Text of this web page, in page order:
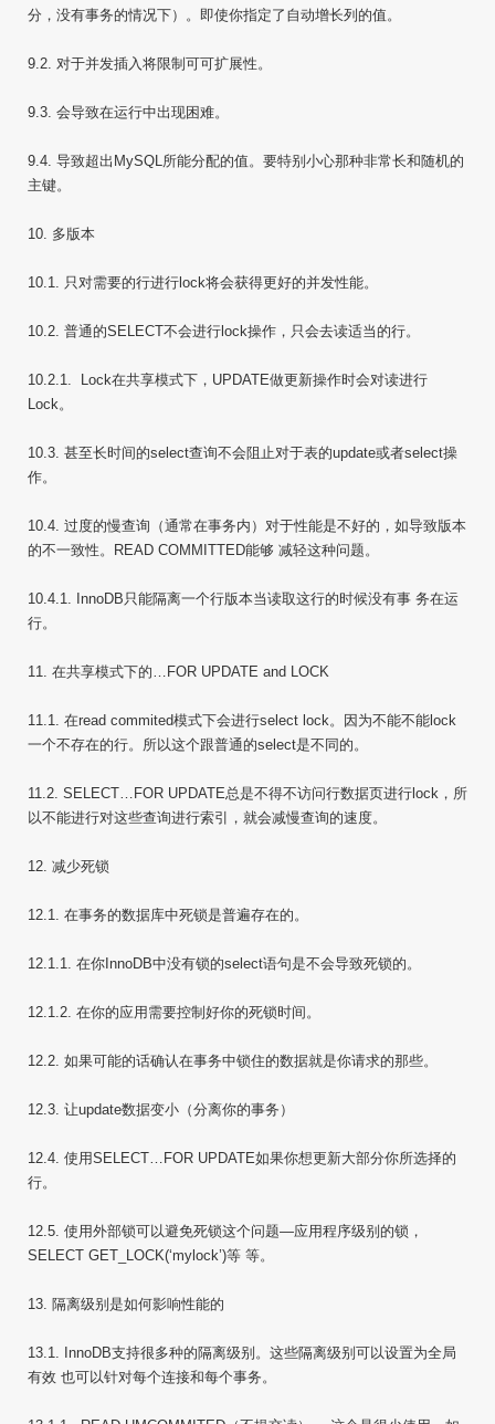
分，没有事务的情况下）。即使你指定了自动增长列的值。
9.2. 对于并发插入将限制可可扩展性。
9.3. 会导致在运行中出现困难。
9.4. 导致超出MySQL所能分配的值。要特别小心那种非常长和随机的
主键。
10. 多版本
10.1. 只对需要的行进行lock将会获得更好的并发性能。
10.2. 普通的SELECT不会进行lock操作，只会去读适当的行。
10.2.1. Lock在共享模式下，UPDATE做更新操作时会对读进行
Lock。
10.3. 甚至长时间的select查询不会阻止对于表的update或者select操
作。
10.4. 过度的慢查询（通常在事务内）对于性能是不好的，如导致版本
的不一致性。READ COMMITTED能够 减轻这种问题。
10.4.1. InnoDB只能隔离一个行版本当读取这行的时候没有事 务在运
行。
11. 在共享模式下的…FOR UPDATE and LOCK
11.1. 在read commited模式下会进行select lock。因为不能不能lock
一个不存在的行。所以这个跟普通的select是不同的。
11.2. SELECT…FOR UPDATE总是不得不访问行数据页进行lock，所
以不能进行对这些查询进行索引，就会减慢查询的速度。
12. 减少死锁
12.1. 在事务的数据库中死锁是普遍存在的。
12.1.1. 在你InnoDB中没有锁的select语句是不会导致死锁的。
12.1.2. 在你的应用需要控制好你的死锁时间。
12.2. 如果可能的话确认在事务中锁住的数据就是你请求的那些。
12.3. 让update数据变小（分离你的事务）
12.4. 使用SELECT…FOR UPDATE如果你想更新大部分你所选择的
行。
12.5. 使用外部锁可以避免死锁这个问题—应用程序级别的锁，
SELECT GET_LOCK(‘mylock’)等 等。
13. 隔离级别是如何影响性能的
13.1. InnoDB支持很多种的隔离级别。这些隔离级别可以设置为全局
有效 也可以针对每个连接和每个事务。